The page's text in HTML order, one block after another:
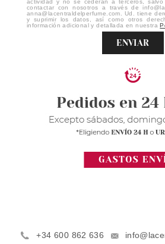
actividad y no se cederán a terceros,
contactar con nosotros a través de
anna@lacentraldelperfume.com. Ud. tiene
y suprimir los datos, así como otros
información adicional y detallada en nuestra
ENVIAR
+34 600 862 636